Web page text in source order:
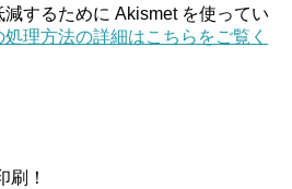
するために Akismet を使ってい
理方法の詳細はこちらをご覧く
刷！